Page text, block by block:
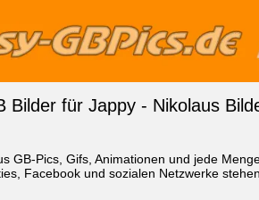
Bilder für Jappy - Nikolaus
GB-Pics, Gifs, Animationen und jede
Facebook und sozialen Netzwerke